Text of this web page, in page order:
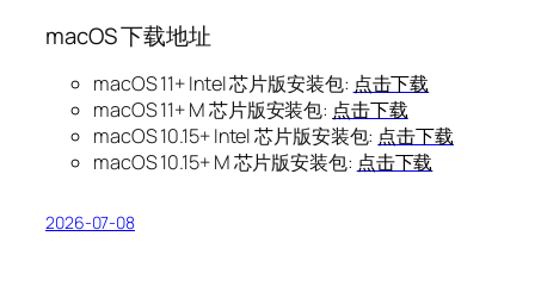
macOS 下载地址
macOS 11+ Intel 芯片版安装包: 点击下载
macOS 11+ M 芯片版安装包: 点击下载
macOS 10.15+ Intel 芯片版安装包: 点击下载
macOS 10.15+ M 芯片版安装包: 点击下载
2026-07-08